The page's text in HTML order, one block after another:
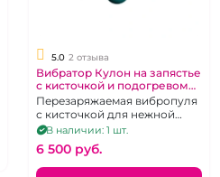
5.0 2 отзыва
Вибратор Кулон на запястье
с кисточкой и подогревом
на дистанционном
управлении "We Love"
Перезаряжаемая вибропуля
с кисточкой для нежной
стимуляции и функцией
подогрева. Дистанционное
управление.
В наличии: 1 шт.
6 500 pуб.